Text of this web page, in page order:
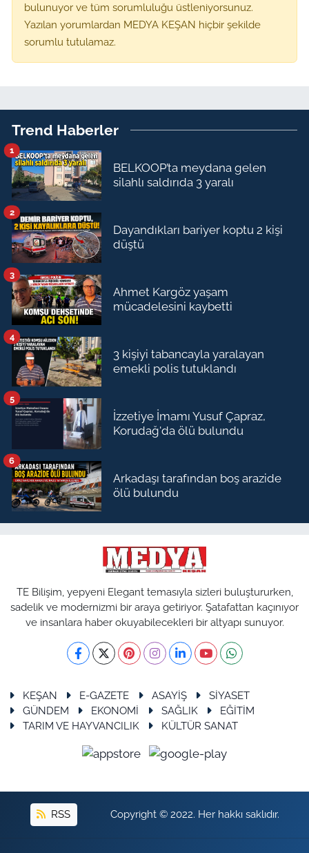
bulunuyor ve tüm sorumluluğu üstleniyorsunuz.
Yazılan yorumlardan MEDYA KEŞAN hiçbir şekilde
sorumlu tutulamaz.
Trend Haberler
BELKOOP’ta meydana gelen
silahlı saldırıda 3 yaralı
1
Dayandıkları bariyer koptu 2 kişi
düştü
2
Ahmet Kargöz yaşam
mücadelesini kaybetti
3
3 kişiyi tabancayla yaralayan
emekli polis tutuklandı
4
İzzetiye İmamı Yusuf Çapraz,
Korudağ'da ölü bulundu
5
Arkadaşı tarafından boş arazide
ölü bulundu
6
TE Bilişim, yepyeni Elegant temasıyla sizleri buluştururken,
sadelik ve modernizmi bir araya getiriyor. Şatafattan kaçınıyor
ve insanlara haber okuyabilecekleri bir altyapı sunuyor.
KEŞAN E-GAZETE ASAYİŞ
SİYASET
GÜNDEM
EKONOMİ SAĞLIK
EĞİTİM
TARIM VE HAYVANCILIK
KÜLTÜR SANAT
RSS Copyright © 2022. Her hakkı saklıdır.